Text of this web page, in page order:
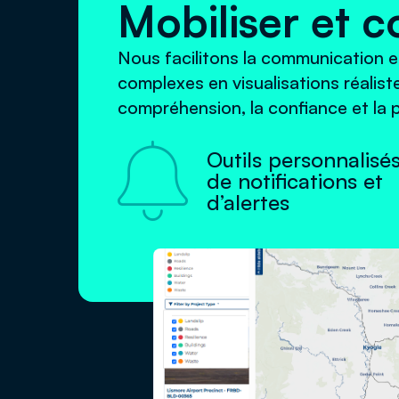
Mobiliser et
Nous facilitons la communication
complexes en visualisations
compréhension, la confiance et

Outils
de notifications et
d’alertes